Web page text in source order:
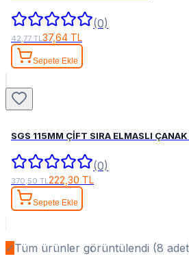
(0)
42,77 TL37,64 TL
Sepete Ekle
SGS 115MM ÇİFT SIRA ELMASLI
(0)
370,50 TL 222,30 TL
Sepete Ekle
✓Tüm ürünler görüntülendi (8